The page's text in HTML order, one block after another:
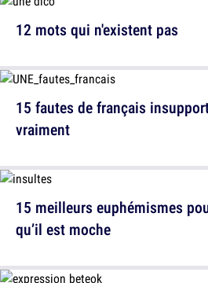
12 mots qui n'existent pas
15 meilleurs euphémismes
qu’il est moche
15 fautes de français
vraiment